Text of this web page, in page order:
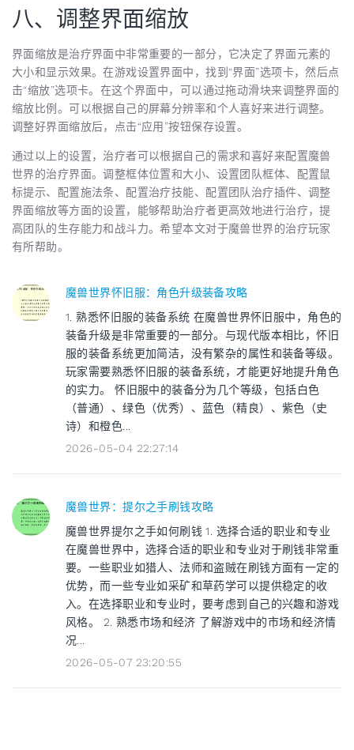
八、调整界面缩放
界面缩放是治疗界面中非常重要的一部分，它决定了界面元素的
大小和显示效果。在游戏设置界面中，找到“界面”选项卡，然后点
击“缩放”选项卡。在这个界面中，可以通过拖动滑块来调整界面的
缩放比例。可以根据自己的屏幕分辨率和个人喜好来进行调整。
调整好界面缩放后，点击“应用”按钮保存设置。
通过以上的设置，治疗者可以根据自己的需求和喜好来配置魔兽
世界的治疗界面。调整框体位置和大小、设置团队框体、配置鼠
标提示、配置施法条、配置治疗技能、配置团队治疗插件、调整
界面缩放等方面的设置，能够帮助治疗者更高效地进行治疗，提
高团队的生存能力和战斗力。希望本文对于魔兽世界的治疗玩家
有所帮助。
魔兽世界怀旧服：角色升级装备攻略
1. 熟悉怀旧服的装备系统 在魔兽世界怀旧服中，角色的
装备升级是非常重要的一部分。与现代版本相比，怀旧
服的装备系统更加简洁，没有繁杂的属性和装备等级。
玩家需要熟悉怀旧服的装备系统，才能更好地提升角色
的实力。 怀旧服中的装备分为几个等级，包括白色
（普通）、绿色（优秀）、蓝色（精良）、紫色（史
诗）和橙色...
2026-05-04 22:27:14
魔兽世界：提尔之手刷钱攻略
魔兽世界提尔之手如何刷钱 1. 选择合适的职业和专业
在魔兽世界中，选择合适的职业和专业对于刷钱非常重
要。一些职业如猎人、法师和盗贼在刷钱方面有一定的
优势，而一些专业如采矿和草药学可以提供稳定的收
入。在选择职业和专业时，要考虑到自己的兴趣和游戏
风格。 2. 熟悉市场和经济 了解游戏中的市场和经济情
况...
2026-05-07 23:20:55